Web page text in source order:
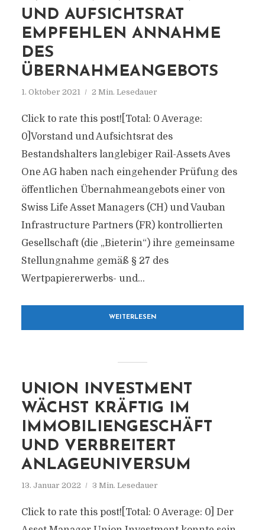
UND AUFSICHTSRAT
EMPFEHLEN ANNAHME
DES
ÜBERNAHMEANGEBOTS
1. Oktober 2021 2 Min. Lesedauer
Click to rate this post![Total: 0 Average:
0]Vorstand und Aufsichtsrat des
Bestandshalters langlebiger Rail-Assets Aves
One AG haben nach eingehender Prüfung des
öffentlichen Übernahmeangebots einer von
Swiss Life Asset Managers (CH) und Vauban
Infrastructure Partners (FR) kontrollierten
Gesellschaft (die „Bieterin“) ihre gemeinsame
Stellungnahme gemäß § 27 des
Wertpapiererwerbs- und...
WEITERLESEN
UNION INVESTMENT
WÄCHST KRÄFTIG IM
IMMOBILIENGESCHÄFT
UND VERBREITERT
ANLAGEUNIVERSUM
13. Januar 2022 3 Min. Lesedauer
Click to rate this post![Total: 0 Average: 0] Der